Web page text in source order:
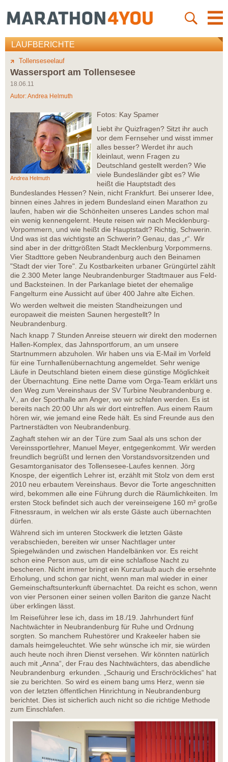
LAUFBERICHTE
Tollenseseelauf
Wassersport am Tollensesee
18.06.11
Autor:Andrea Helmuth
Andrea Helmuth
Fotos: Kay Spamer
Liebt ihr Quizfragen? Sitzt ihr auch
vor dem Fernseher und wisst immer
alles besser? Werdet ihr auch
kleinlaut, wenn Fragen zu
Deutschland gestellt werden? Wie
viele Bundesländer gibt es? Wie
heißt die Hauptstadt des
Bundeslandes Hessen? Nein, nicht Frankfurt. Bei unserer Idee,
binnen eines Jahres in jedem Bundesland einen Marathon zu
laufen, haben wir die Schönheiten unseres Landes schon mal
ein wenig kennengelernt. Heute reisen wir nach Mecklenburg-
Vorpommern, und wie heißt die Hauptstadt? Richtig, Schwerin.
Und was ist das wichtigste an Schwerin? Genau, das „r“. Wir
sind aber in der drittgrößten Stadt Mecklenburg Vorpommerns.
Vier Stadttore geben Neubrandenburg auch den Beinamen
"Stadt der vier Tore". Zu Kostbarkeiten urbaner Grüngürtel zählt
die 2.300 Meter lange Neubrandenburger Stadtmauer aus Feld-
und Backsteinen. In der Parkanlage bietet der ehemalige
Fangelturm eine Aussicht auf über 400 Jahre alte Eichen.
Wo werden weltweit die meisten Standheizungen und
europaweit die meisten Saunen hergestellt? In
Neubrandenburg.
Nach knapp 7 Stunden Anreise steuern wir direkt den modernen
Hallen-Komplex, das Jahnsportforum, an um unsere
Startnummern abzuholen. Wir haben uns via E-Mail im Vorfeld
für eine Turnhallenübernachtung angemeldet. Sehr wenige
Läufe in Deutschland bieten einem diese günstige Möglichkeit
der Übernachtung. Eine nette Dame vom Orga-Team erklärt uns
den Weg zum Vereinshaus der SV Turbine Neubrandenburg e.
V., an der Sporthalle am Anger, wo wir schlafen werden. Es ist
bereits nach 20:00 Uhr als wir dort eintreffen. Aus einem Raum
hören wir, wie jemand eine Rede hält. Es sind Freunde aus den
Partnerstädten von Neubrandenburg.
Zaghaft stehen wir an der Türe zum Saal als uns schon der
Vereinssportlehrer, Manuel Meyer, entgegenkommt. Wir werden
freundlich begrüßt und lernen den Vorstandsvorsitzenden und
Gesamtorganisator des Tollensesee-Laufes kennen. Jörg
Knospe, der eigentlich Lehrer ist, erzählt mit Stolz von dem erst
2010 neu erbautem Vereinshaus. Bevor die Torte angeschnitten
wird, bekommen alle eine Führung durch die Räumlichkeiten. Im
ersten Stock befindet sich auch der vereinseigene 160 m² große
Fitnessraum, in welchen wir als erste Gäste auch übernachten
dürfen.
Während sich im unteren Stockwerk die letzten Gäste
verabschieden, bereiten wir unser Nachtlager unter
Spiegelwänden und zwischen Handelbänken vor. Es reicht
schon eine Person aus, um dir eine schlaflose Nacht zu
bescheren. Nicht immer bringt ein Kurzurlaub auch die ersehnte
Erholung, und schon gar nicht, wenn man mal wieder in einer
Gemeinschaftsunterkunft übernachtet. Da reicht es schon, wenn
von vier Personen einer seinen vollen Bariton die ganze Nacht
über erklingen lässt.
Im Reiseführer lese ich, dass im 18./19. Jahrhundert fünf
Nachtwächter in Neubrandenburg für Ruhe und Ordnung
sorgten. So manchem Ruhestörer und Krakeeler haben sie
damals heimgeleuchtet. Wie sehr wünsche ich mir, sie würden
auch heute noch ihren Dienst versehen. Wir könnten natürlich
auch mit „Anna“, der Frau des Nachtwächters, das abendliche
Neubrandenburg erkunden. „Schaurig und Erschröckliches“ hat
sie zu berichten. So wird es einem bang ums Herz, wenn sie
von der letzten öffentlichen Hinrichtung in Neubrandenburg
berichtet. Dies ist sicherlich auch nicht so die richtige Methode
zum Einschlafen.